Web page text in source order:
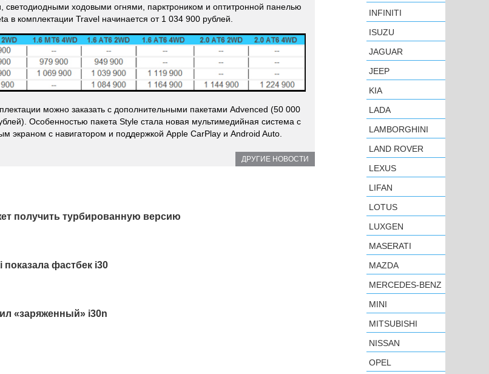
светодиодными ходовыми огнями, парктроником и оптитронной панелью
в комплектации Travel начинается от 1 034 900 рублей.
можно заказать с дополнительными пакетами Advenced (50 000
Особенностью пакета Style стала новая мультимедийная система с
экраном с навигатором и поддержкой Apple CarPlay и Android Auto.
ДРУГИЕ НОВОСТИ
получить турбированную версию
фастбек i30
«заряженный» i30n
INFINITI
ISUZU
JAGUAR
JEEP
KIA
LADA
LAMBORGHINI
LAND ROVER
LEXUS
LIFAN
LOTUS
LUXGEN
MASERATI
MAZDA
MERCEDES-BENZ
MINI
MITSUBISHI
NISSAN
OPEL